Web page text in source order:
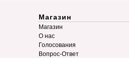
Магазин
Магазин
О нас
Голосования
Вопрос-Ответ